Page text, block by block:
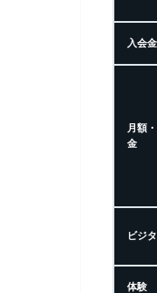
入会金
月額
金
ビジ
体験